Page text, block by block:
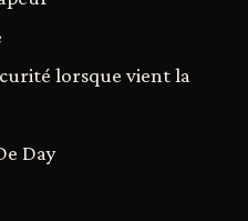
lorsque vient la
Day